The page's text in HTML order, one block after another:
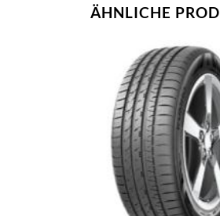
ÄHNLICHE